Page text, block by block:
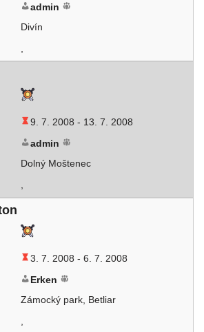
admin
Divín
,
9. 7. 2008 - 13. 7. 2008
admin
Dolný Moštenec
,
3. 7. 2008 - 6. 7. 2008
Erken
Zámocký park, Betliar
,